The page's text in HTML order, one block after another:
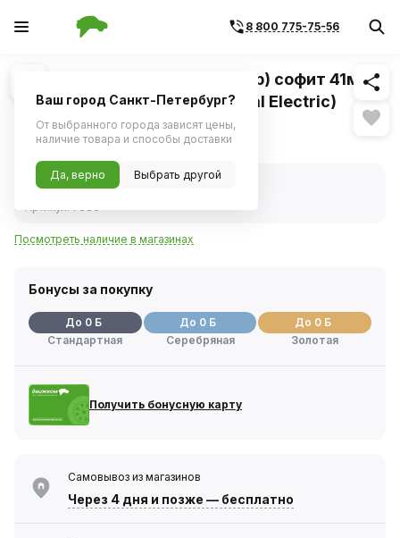
8 800 775-75-56
1/1 Похожие
Лампа 24V 10W (салон, номер) софит 41мм
(C10W / SV8,5 T11x41) (General Electric)
32 ₽
В наличии
Посмотреть наличие в магазинах
Бонусы за покупку
До 0 Б
Стандартная
До 0 Б
Серебряная
До 0 Б
Золотая
Получить бонусную карту
Самовывоз из магазинов
Через 4 дня и позже — бесплатно
Ваш город Санкт-Петербург?
От выбранного города зависят цены,
наличие товара и способы доставки
Да, верно Выбрать другой